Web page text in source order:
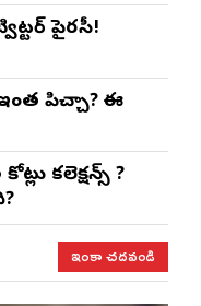
పైరసీ!
పిచ్చా? ఈ
కలెక్షన్స్ ?
ఇంకా చదవండి